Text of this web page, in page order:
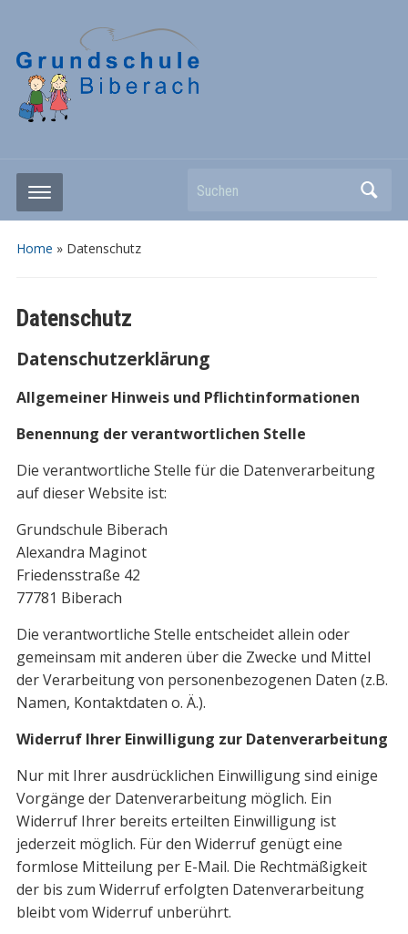
Suchen
Home » Datenschutz
Datenschutz
Datenschutzerklärung
Allgemeiner Hinweis und Pflichtinformationen
Benennung der verantwortlichen Stelle
Die verantwortliche Stelle für die Datenverarbeitung
auf dieser Website ist:
Grundschule Biberach
Alexandra Maginot
Friedensstraße 42
77781 Biberach
Die verantwortliche Stelle entscheidet allein oder
gemeinsam mit anderen über die Zwecke und Mittel
der Verarbeitung von personenbezogenen Daten (z.B.
Namen, Kontaktdaten o. Ä.).
Widerruf Ihrer Einwilligung zur Datenverarbeitung
Nur mit Ihrer ausdrücklichen Einwilligung sind einige
Vorgänge der Datenverarbeitung möglich. Ein
Widerruf Ihrer bereits erteilten Einwilligung ist
jederzeit möglich. Für den Widerruf genügt eine
formlose Mitteilung per E-Mail. Die Rechtmäßigkeit
der bis zum Widerruf erfolgten Datenverarbeitung
bleibt vom Widerruf unberührt.